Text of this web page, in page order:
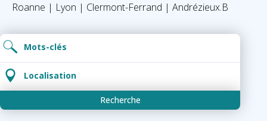
Roanne | Lyon | Clermont-Ferrand | Andrézieux.B
Recherche